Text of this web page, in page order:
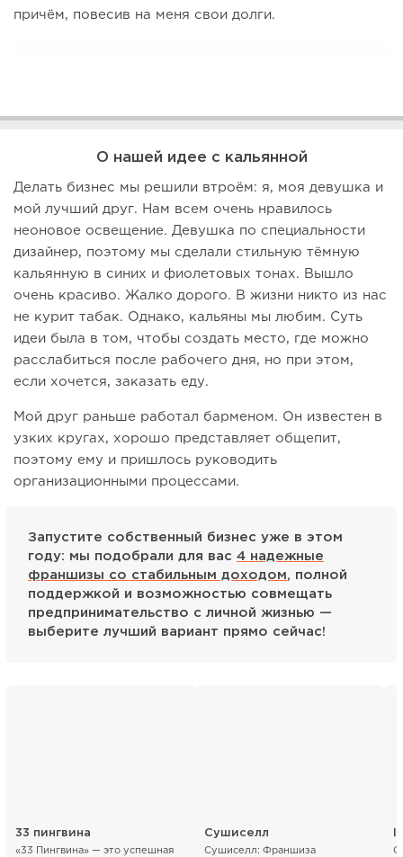
причём, повесив на меня свои долги.
О нашей идее с кальянной
Делать бизнес мы решили втроём: я, моя девушка и
мой лучший друг. Нам всем очень нравилось
неоновое освещение. Девушка по специальности
дизайнер, поэтому мы сделали стильную тёмную
кальянную в синих и фиолетовых тонах. Вышло
очень красиво. Жалко дорого. В жизни никто из нас
не курит табак. Однако, кальяны мы любим. Суть
идеи была в том, чтобы создать место, где можно
расслабиться после рабочего дня, но при этом,
если хочется, заказать еду.
Мой друг раньше работал барменом. Он известен в
узких кругах, хорошо представляет общепит,
поэтому ему и пришлось руководить
организационными процессами.
Запустите собственный бизнес уже в этом
году: мы подобрали для вас 4 надежные
франшизы со стабильным доходом, полной
поддержкой и возможностью совмещать
предпринимательство с личной жизнью —
выберите лучший вариант прямо сейчас!
33 пингвина
«33 Пингвина» — это успешная
Сушиселл
Сушиселл: Франшиза